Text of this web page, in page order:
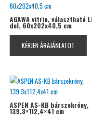
AGAWA vitrin, választható
del, 60x202x40,5 cm
KÉRJEN ÁRAJÁNLATOT
ASPEN AS-KB bárszekrény,
139,3×112,4×41 cm